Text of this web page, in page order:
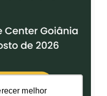
melhor
melhor